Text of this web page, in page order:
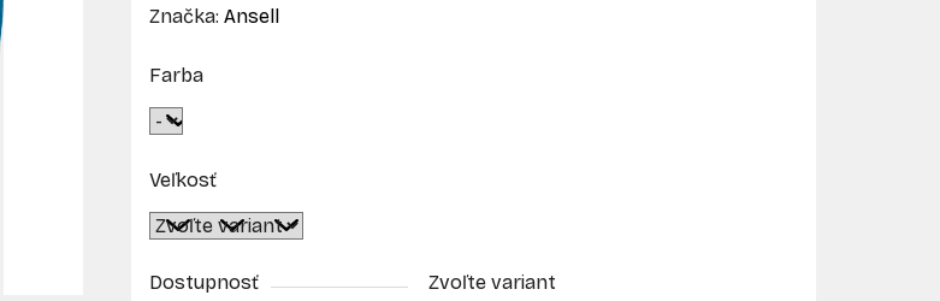
Značka: Ansell
Farba
Veľkosť
Dostupnosť
Zvoľte variant